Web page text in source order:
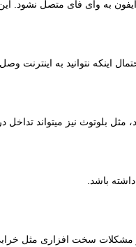
به وای فای متصل نشود.
اینکه نتوانید به اینترنت
بلوتوث نیز میتواند تداخل
باشد.
سخت افزاری مثل